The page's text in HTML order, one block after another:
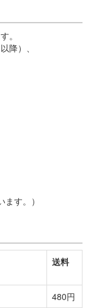
。
降）、
す。）
送料
480円